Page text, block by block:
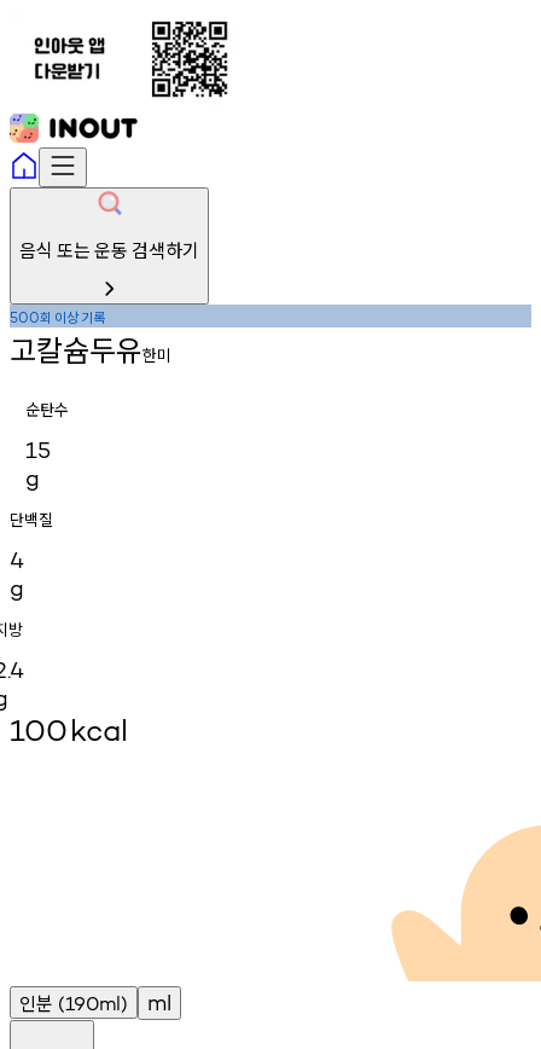
음식 또는 운동 검색하기
500회 이상기록
고칼슘두유한미
순탄수
15
g
단백질
4
g
방
100kcal
인분 (190ml) ml